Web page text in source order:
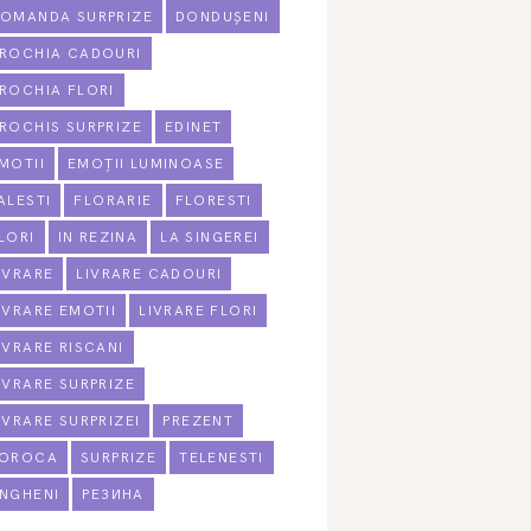
SURPRIZE DONDUȘENI
CADOURI
FLORI
SURPRIZE EDINET
EMOȚII LUMINOASE
FLORARIE FLORESTI
IN REZINA LA SINGEREI
LIVRARE CADOURI
EMOTII LIVRARE FLORI
RISCANI
SURPRIZE
SURPRIZEI PREZENT
SURPRIZE TELENESTI
РЕЗИНА